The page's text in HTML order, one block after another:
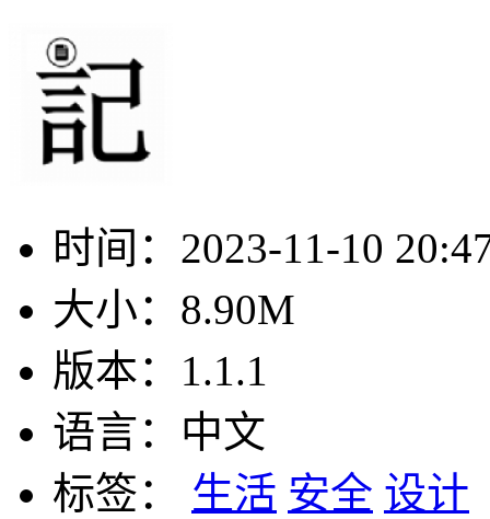
时间： 2023-11-10
大小： 8.90M
版本： 1.1.1
语言： 中文
标签：
生活 安全 设计